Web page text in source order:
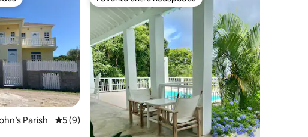
reseñas
Parish Calificación promedio: 5 de 5, 9 reseñas
5 (9)
Favorito entre huéspedes